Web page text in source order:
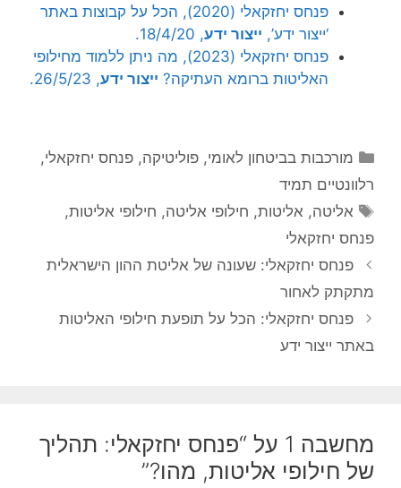
פנחס יחזקאלי (2020), הכל על קבוצות באתר
‘ייצור ידע’, ייצור ידע, 18/4/20.
פנחס יחזקאלי (2023), מה ניתן ללמוד מחילופי
האליטות ברומא העתיקה? ייצור ידע, 26/5/23.
קטגוריות
מורכבות בביטחון לאומי,פוליטיקה,פנחס יחזקאלי,
רלוונטיים תמיד
תגיות
אליטה, אליטות, חילופי אליטה, חילופי אליטות,
פנחס יחזקאלי
פנחס יחזקאלי: שעונה של אליטת ההון הישראלית
מתקתק לאחור
פנחס יחזקאלי: הכל על תופעת חילופי האליטות
באתר ייצור ידע
מחשבה 1 על “פנחס יחזקאלי: תהליך
של חילופי אליטות, מהו?”